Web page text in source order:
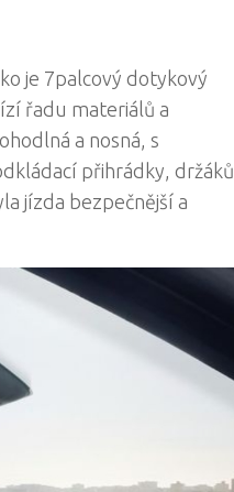
je 7palcový dotykový
řadu materiálů a
a nosná, s
přihrádky, držáků
jízda bezpečnější a